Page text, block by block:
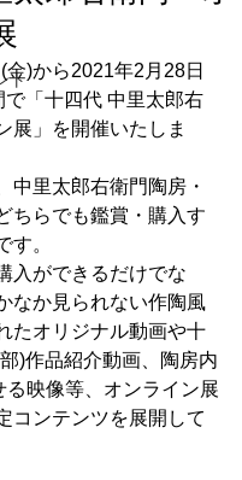
ト)から2021年2月28日
で「十四代 中里太郎右
展」を開催いたしま
中里太郎右衛門陶房・
ちらでも鑑賞・購入す
す。
入ができるだけでな
なか見られない作陶風
たオリジナル動画や十
)作品紹介動画、陶房内
る映像等、オンライン展
コンテンツを展開して